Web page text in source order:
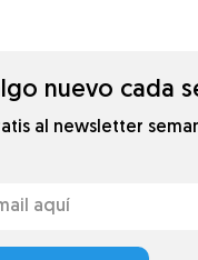
nuevo cada
al newsletter